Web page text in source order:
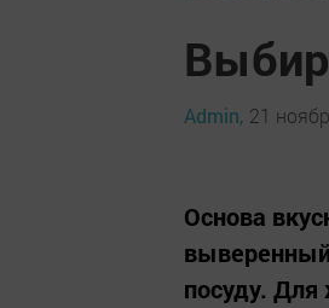
Admin, 21
Основа
посуду. Для